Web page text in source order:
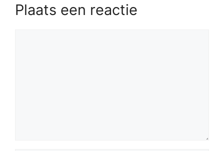
Plaats een reactie